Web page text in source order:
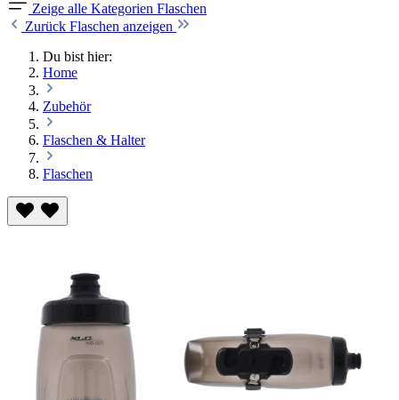
Zeige alle Kategorien Flaschen
Zurück Flaschen anzeigen
Du bist hier:
Home
Zubehör
Flaschen & Halter
Flaschen